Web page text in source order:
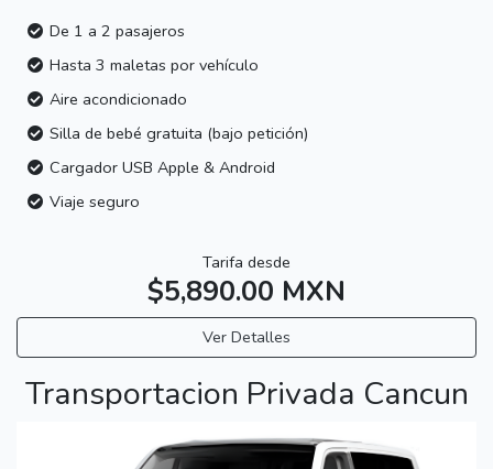
De 1 a 2 pasajeros
Hasta 3 maletas por vehículo
Aire acondicionado
Silla de bebé gratuita (bajo petición)
Cargador USB Apple & Android
Viaje seguro
Tarifa desde
$5,890.00 MXN
Ver Detalles
Transportacion Privada Cancun